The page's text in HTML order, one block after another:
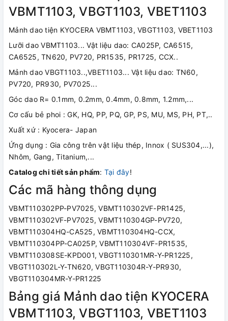
VBMT1103, VBGT1103, VBET1103
Mảnh dao tiện KYOCERA VBMT1103, VBGT1103, VBET1103
Lưỡi dao VBMT1103... Vật liệu dao: CA025P, CA6515,
CA6525, TN620, PV720, PR1535, PR1725, CCX..
Mảnh dao VBGT1103..,VBET1103... Vật liệu dao: TN60,
PV720, PR930, PV7025...
Góc dao R= 0.1mm, 0.2mm, 0.4mm, 0.8mm, 1.2mm,...
Cơ cấu bẻ phoi : GK, HQ, PP, PQ, GP, PS, MU, MS, PH, PT,..
Xuất xứ : Kyocera- Japan
Ứng dụng : Gia công trên vật liệu thép, Innox ( SUS304,...),
Nhôm, Gang, Titanium,...
Catalog chi tiết sản phẩm: Tại đây!
Các mã hàng thông dụng
VBMT110302PP-PV7025, VBMT110302VF-PR1425,
VBMT110302VF-PV7025, VBMT110304GP-PV720,
VBMT110304HQ-CA525, VBMT110304HQ-CCX,
VBMT110304PP-CA025P, VBMT110304VF-PR1535,
VBMT110308SE-KPD001, VBGT110301MR-Y-PR1225,
VBGT110302L-Y-TN620, VBGT110304R-Y-PR930,
VBGT110304MR-Y-PR1225
Bảng giá Mảnh dao tiện KYOCERA
VBMT1103, VBGT1103, VBET1103